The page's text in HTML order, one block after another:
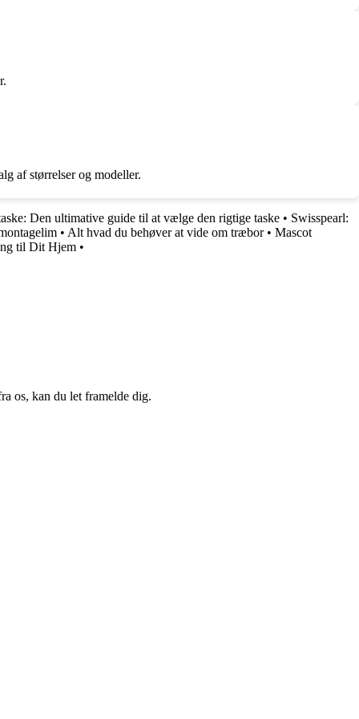
af størrelser og modeller.
Den ultimative guide til at vælge den rigtige taske • Swisspearl:
• Alt hvad du behøver at vide om træbor• Mascot
til Dit Hjem •
os, kan du let framelde dig.